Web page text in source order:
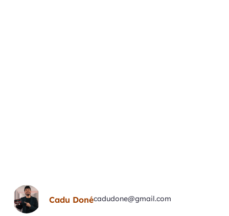
Cadu Donécadudone@gmail.com